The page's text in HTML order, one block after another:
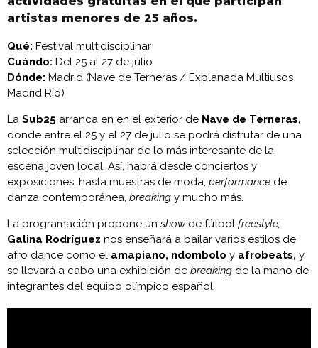
artistas menores de 25 años.
Qué: Festival multidisciplinar
Cuándo: Del 25 al 27 de julio
Dónde: Madrid (Nave de Terneras / Explanada Multiusos
Madrid Río)
La Sub25 arranca en en el exterior de Nave de Terneras,
donde entre el 25 y el 27 de julio se podrá disfrutar de una
selección multidisciplinar de lo más interesante de la
escena joven local. Así, habrá desde conciertos y
exposiciones, hasta muestras de moda, performance de
danza contemporánea, breaking y mucho más.
La programación propone un showde fútbol freestyle;
Galina Rodríguez nos enseñará a bailar varios estilos de
afro dance como el amapiano, ndombolo y afrobeats, y
se llevará a cabo una exhibición de breaking de la mano de
integrantes del equipo olímpico español.